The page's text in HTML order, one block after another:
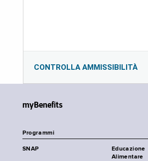
CONTROLLA AMMISSIBILITÀ
myBenefits
Programmi
SNAP
Educazione
Alimentare